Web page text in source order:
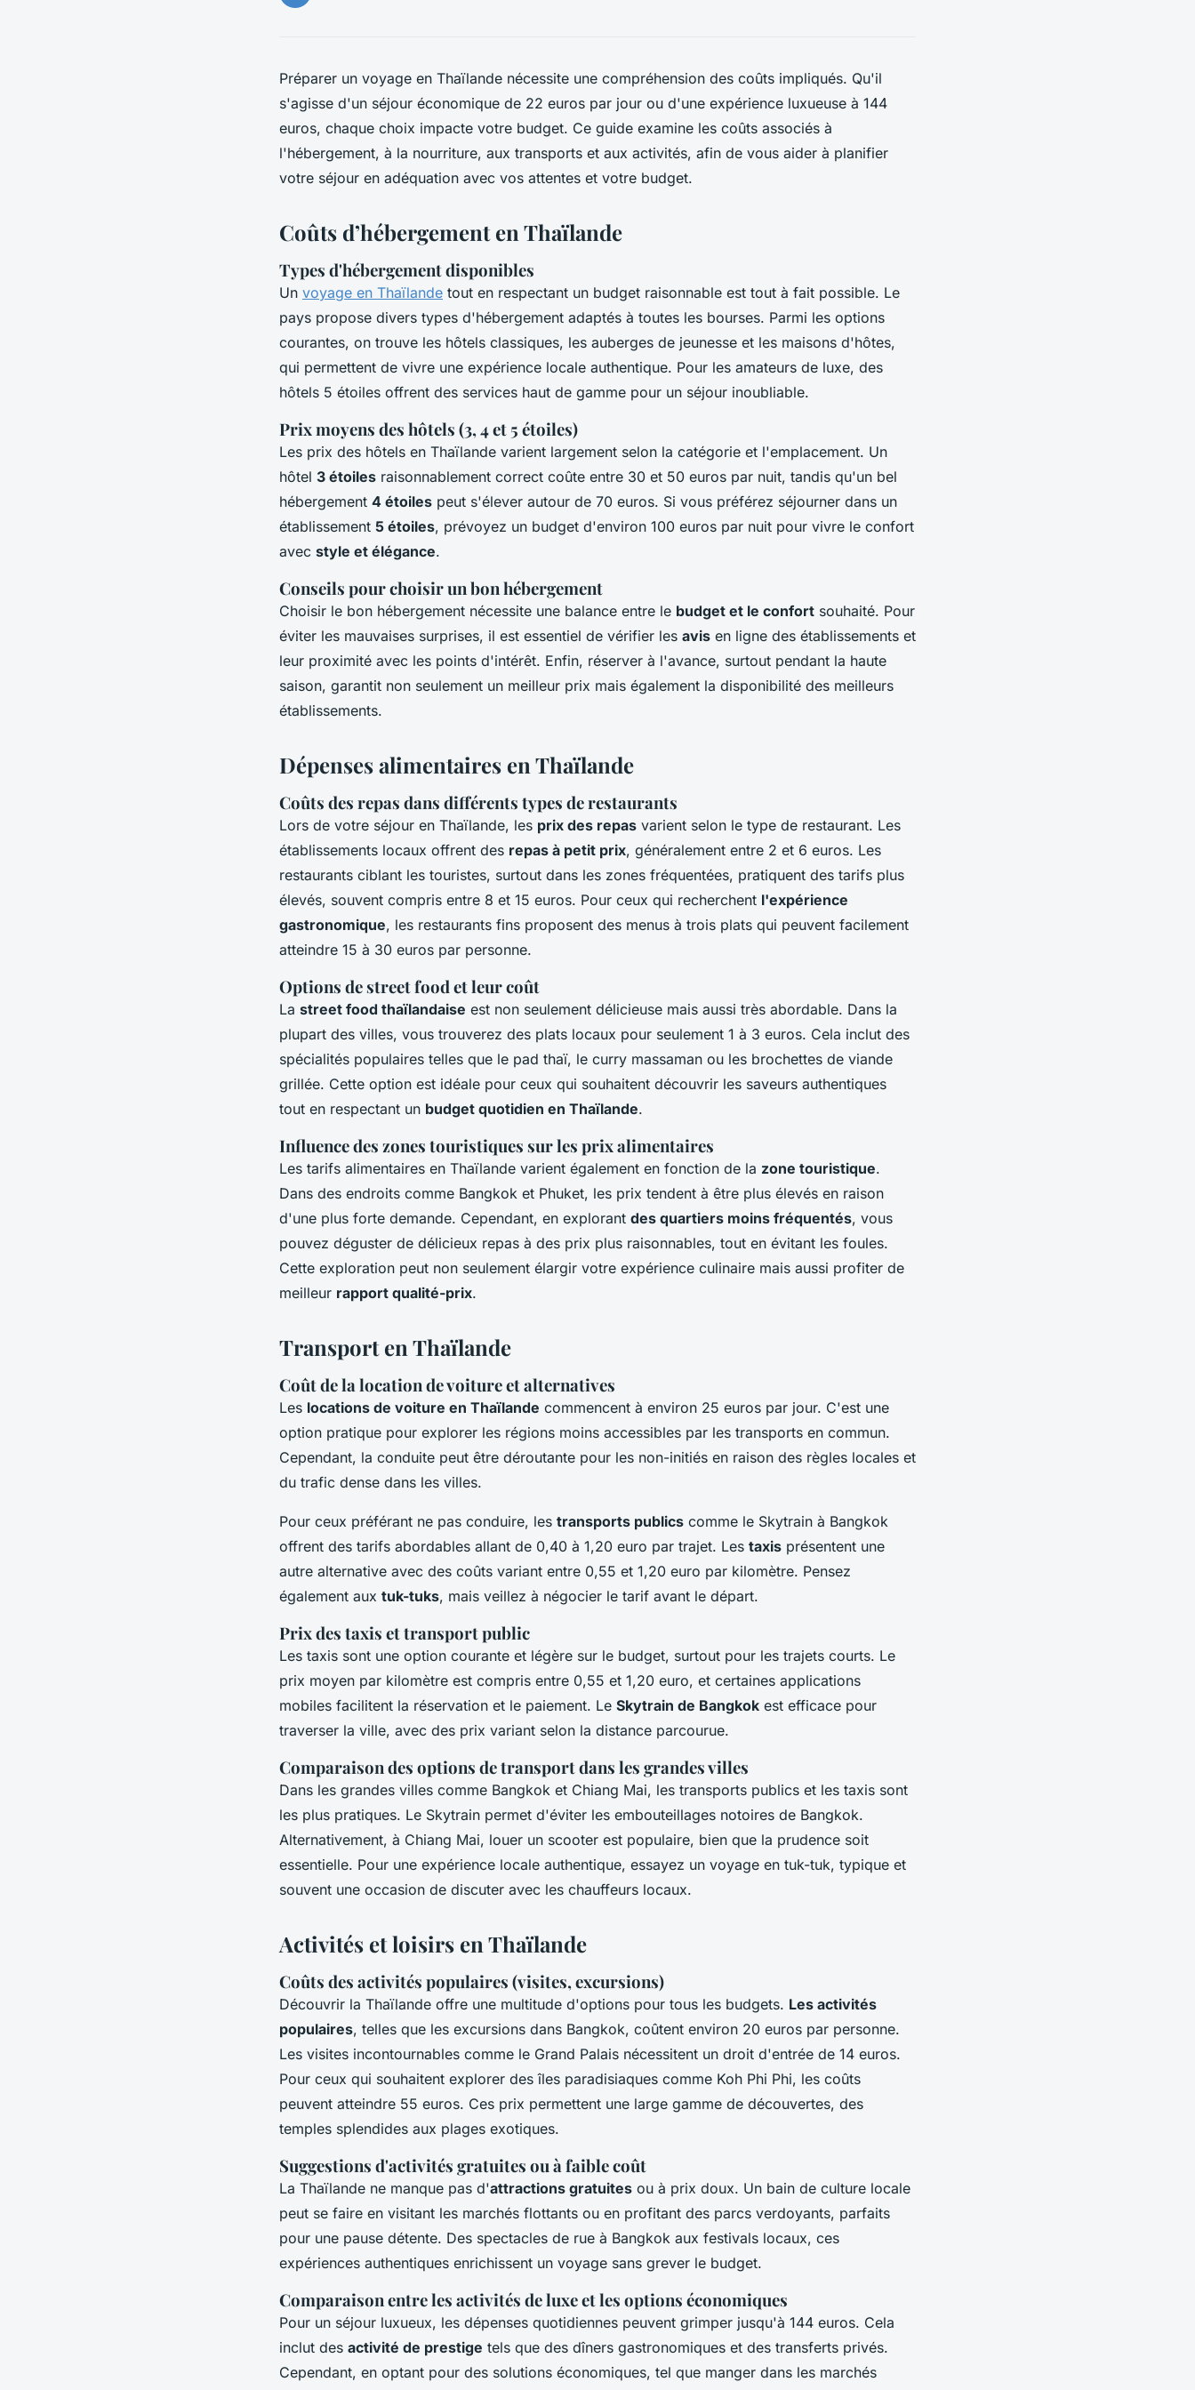
Préparer un voyage en Thaïlande nécessite une compréhension des coûts impliqués. Qu'il
s'agisse d'un séjour économique de 22 euros par jour ou d'une expérience luxueuse à 144
euros, chaque choix impacte votre budget. Ce guide examine les coûts associés à
l'hébergement, à la nourriture, aux transports et aux activités, afin de vous aider à planifier
votre séjour en adéquation avec vos attentes et votre budget.
Coûts d’hébergement en Thaïlande
Types d'hébergement disponibles
Un voyage en Thaïlande tout en respectant un budget raisonnable est tout à fait possible. Le
pays propose divers types d'hébergement adaptés à toutes les bourses. Parmi les options
courantes, on trouve les hôtels classiques, les auberges de jeunesse et les maisons d'hôtes,
qui permettent de vivre une expérience locale authentique. Pour les amateurs de luxe, des
hôtels 5 étoiles offrent des services haut de gamme pour un séjour inoubliable.
Prix moyens des hôtels (3, 4 et 5 étoiles)
Les prix des hôtels en Thaïlande varient largement selon la catégorie et l'emplacement. Un
hôtel 3 étoiles raisonnablement correct coûte entre 30 et 50 euros par nuit, tandis qu'un bel
hébergement 4 étoiles peut s'élever autour de 70 euros. Si vous préférez séjourner dans un
établissement 5 étoiles, prévoyez un budget d'environ 100 euros par nuit pour vivre le confort
avec style et élégance.
Conseils pour choisir un bon hébergement
Choisir le bon hébergement nécessite une balance entre le budget et le confort souhaité. Pour
éviter les mauvaises surprises, il est essentiel de vérifier les avis en ligne des établissements et
leur proximité avec les points d'intérêt. Enfin, réserver à l'avance, surtout pendant la haute
saison, garantit non seulement un meilleur prix mais également la disponibilité des meilleurs
établissements.
Dépenses alimentaires en Thaïlande
Coûts des repas dans différents types de restaurants
Lors de votre séjour en Thaïlande, les prix des repas varient selon le type de restaurant. Les
établissements locaux offrent des repas à petit prix, généralement entre 2 et 6 euros. Les
restaurants ciblant les touristes, surtout dans les zones fréquentées, pratiquent des tarifs plus
élevés, souvent compris entre 8 et 15 euros. Pour ceux qui recherchent l'expérience
gastronomique, les restaurants fins proposent des menus à trois plats qui peuvent facilement
atteindre 15 à 30 euros par personne.
Options de street food et leur coût
La street food thaïlandaise est non seulement délicieuse mais aussi très abordable. Dans la
plupart des villes, vous trouverez des plats locaux pour seulement 1 à 3 euros. Cela inclut des
spécialités populaires telles que le pad thaï, le curry massaman ou les brochettes de viande
grillée. Cette option est idéale pour ceux qui souhaitent découvrir les saveurs authentiques
tout en respectant un budget quotidien en Thaïlande.
Influence des zones touristiques sur les prix alimentaires
Les tarifs alimentaires en Thaïlande varient également en fonction de la zone touristique.
Dans des endroits comme Bangkok et Phuket, les prix tendent à être plus élevés en raison
d'une plus forte demande. Cependant, en explorant des quartiers moins fréquentés, vous
pouvez déguster de délicieux repas à des prix plus raisonnables, tout en évitant les foules.
Cette exploration peut non seulement élargir votre expérience culinaire mais aussi profiter de
meilleur rapport qualité-prix.
Transport en Thaïlande
Coût de la location de voiture et alternatives
Les locations de voiture en Thaïlande commencent à environ 25 euros par jour. C'est une
option pratique pour explorer les régions moins accessibles par les transports en commun.
Cependant, la conduite peut être déroutante pour les non-initiés en raison des règles locales et
du trafic dense dans les villes.
Pour ceux préférant ne pas conduire, les transports publics comme le Skytrain à Bangkok
offrent des tarifs abordables allant de 0,40 à 1,20 euro par trajet. Les taxis présentent une
autre alternative avec des coûts variant entre 0,55 et 1,20 euro par kilomètre. Pensez
également aux tuk-tuks, mais veillez à négocier le tarif avant le départ.
Prix des taxis et transport public
Les taxis sont une option courante et légère sur le budget, surtout pour les trajets courts. Le
prix moyen par kilomètre est compris entre 0,55 et 1,20 euro, et certaines applications
mobiles facilitent la réservation et le paiement. Le Skytrain de Bangkok est efficace pour
traverser la ville, avec des prix variant selon la distance parcourue.
Comparaison des options de transport dans les grandes villes
Dans les grandes villes comme Bangkok et Chiang Mai, les transports publics et les taxis sont
les plus pratiques. Le Skytrain permet d'éviter les embouteillages notoires de Bangkok.
Alternativement, à Chiang Mai, louer un scooter est populaire, bien que la prudence soit
essentielle. Pour une expérience locale authentique, essayez un voyage en tuk-tuk, typique et
souvent une occasion de discuter avec les chauffeurs locaux.
Activités et loisirs en Thaïlande
Coûts des activités populaires (visites, excursions)
Découvrir la Thaïlande offre une multitude d'options pour tous les budgets. Les activités
populaires, telles que les excursions dans Bangkok, coûtent environ 20 euros par personne.
Les visites incontournables comme le Grand Palais nécessitent un droit d'entrée de 14 euros.
Pour ceux qui souhaitent explorer des îles paradisiaques comme Koh Phi Phi, les coûts
peuvent atteindre 55 euros. Ces prix permettent une large gamme de découvertes, des
temples splendides aux plages exotiques.
Suggestions d'activités gratuites ou à faible coût
La Thaïlande ne manque pas d'attractions gratuites ou à prix doux. Un bain de culture locale
peut se faire en visitant les marchés flottants ou en profitant des parcs verdoyants, parfaits
pour une pause détente. Des spectacles de rue à Bangkok aux festivals locaux, ces
expériences authentiques enrichissent un voyage sans grever le budget.
Comparaison entre les activités de luxe et les options économiques
Pour un séjour luxueux, les dépenses quotidiennes peuvent grimper jusqu'à 144 euros. Cela
inclut des activité de prestige tels que des dîners gastronomiques et des transferts privés.
Cependant, en optant pour des solutions économiques, tel que manger dans les marchés